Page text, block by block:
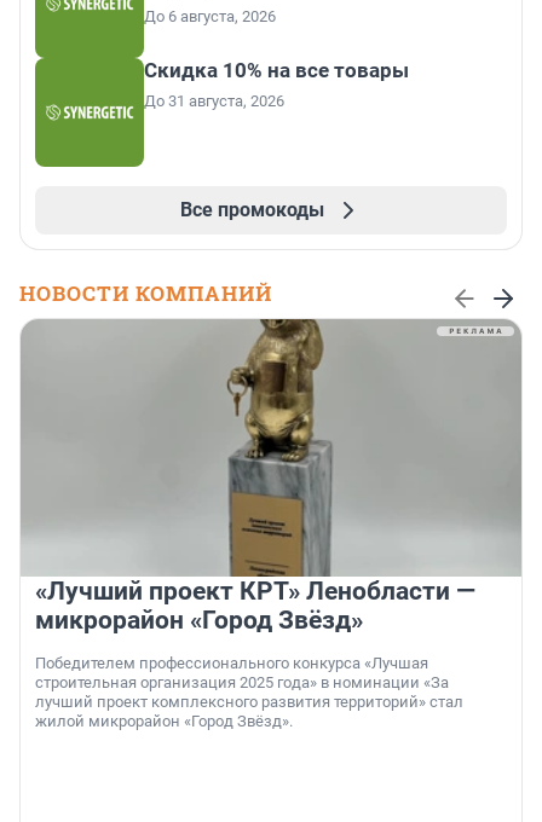
До 6 августа, 2026
Скидка 10% на все товары
До 31 августа, 2026
Все промокоды
НОВОСТИ КОМПАНИЙ
«Лучший проект КРТ» Ленобласти —
микрорайон «Город Звёзд»
Победителем профессионального конкурса «Лучшая
строительная организация 2025 года» в номинации «За
лучший проект комплексного развития территорий» стал
жилой микрорайон «Город Звёзд».